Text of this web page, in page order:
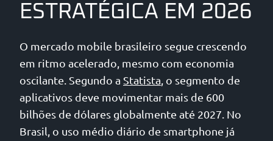
ESTRATÉGICA EM 2026
O mercado mobile brasileiro segue crescendo
em ritmo acelerado, mesmo com economia
oscilante. Segundo a Statista , o segmento de
aplicativos deve movimentar mais de 600
bilhões de dólares globalmente até 2027. No
Brasil, o uso médio diário de smartphone já